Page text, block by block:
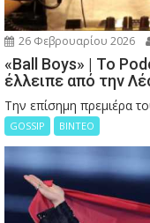
26 Φεβρουαρίου 2026
«Ball Boys» | Το
έλλειπε από την
Την επίσημη πρεμιέρα
GOSSIP ΒΙΝΤΕΟ